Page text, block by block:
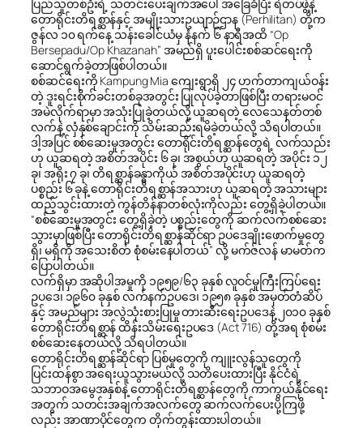
ပြည်သူတစ်ဦးရဲ့ သတင်းပေးချက်အပေါ် အခြေခံပြီး ရဲတပ်ဖွဲ့နဲ့
တောရိုင်းတိရစ္ဆာန်နှင့် အမျိုးသားဥယျာဉ်ဌာန (Perhilitan) တို့က
ဇွန်လ ၁၀ ရက်နေ့ သန်းခေါင်ယံမှ နံနက် ၆ နာရီအထိ “Op
Bersepadu/Op Khazanah” အမည်ရှိ ပူးပေါင်းစစ်ဆင်ရေးကို
ဆောင်ရွက်ခဲ့တာဖြစ်ပါတယ်။
စစ်ဆင်ရေးကို Kampung Mia ကျေးရွာရှိ ၂၄ ဟက်တာကျယ်ဝန်း
တဲ့ ဒူးရင်းစိုက်ခင်းတစ်ခုအတွင်း ပြုလုပ်ခဲ့တာဖြစ်ပြီး တရားမဝင်
အမဲလိုက်ရာမှာ အသုံးပြုခဲ့တယ်လို့ ယူဆရတဲ့ လေသေနတ်တစ်
လက်နဲ့ လှံနှစ်ချောင်းကို သိမ်းဆည်းရမိခဲ့တယ်လို့ သိရပါတယ်။
ဒါ့အပြင် စစ်ဆေးမှုအတွင်း တောရိုင်းတိရစ္ဆာန်တွေရဲ့ လက်သည်း
ဟု ယူဆရတဲ့ အစိတ်အပိုင်း ၆ ခု၊ အစွယ်ဟု ယူဆရတဲ့ အပိုင်း ၁၂
ခု၊ အရိုး ၇ ခု၊ တိရစ္ဆာန်ခန္ဓာကိုယ် အစိတ်အပိုင်းဟု ယူဆရတဲ့
ပစ္စည်း ၆ ခုနဲ့ တောရိုင်းတိရစ္ဆာန်အသားဟု ယူဆရတဲ့ အသားများ
ထည့်သွင်းထားတဲ့ ကွန်တိန်နာတစ်လုံးကိုလည်း တွေ့ရှိခဲ့ပါတယ်။
“စစ်ဆေးမှုအတွင်း တွေ့ရှိခဲ့တဲ့ ပစ္စည်းတွေကို ဆက်လက်စစ်ဆေး
သွားမှာဖြစ်ပြီး တောရိုင်းတိရစ္ဆာန်ဆိုင်ရာ ဥပဒေချိုးဖောက်မှုတွေ
ရှိ၊ မရှိကို အသေးစိတ် စုံစမ်းနေပါတယ်” လို့ မက်ဇ်လန် မာမတ်က
ပြောပါတယ်။
လက်ရှိမှာ အဆိုပါအမှုကို ၁၉၅၉/၆၃ ခုနှစ် လူဝင်မှုကြီးကြပ်ရေး
ဥပဒေ၊ ၁၉၆၀ ခုနှစ် လက်နက်ဥပဒေ၊ ၁၉၅၈ ခုနှစ် အမှတ်တံဆိပ်
နှင့် အမည်များ အလွဲသုံးစားပြုမှု တားဆီးရေးဥပဒေနဲ့ ၂၀၁၀ ခုနှစ်
တောရိုင်းတိရစ္ဆာန် ထိန်းသိမ်းရေးဥပဒေ (Act 716) တို့အရ စုံစမ်း
စစ်ဆေးနေတယ်လို့ သိရပါတယ်။
တောရိုင်းတိရစ္ဆာန်ဆိုင်ရာ ပြစ်မှုတွေကို ကျူးလွန်သူတွေကို
ပြင်းထန်စွာ အရေးယူသွားမယ်လို့ သတိပေးထားပြီး နိုင်ငံရဲ့
သဘာဝအမွေအနှစ်နဲ့ တောရိုင်းတိရစ္ဆာန်တွေကို ကာကွယ်နိုင်ရေး
အတွက် သတင်းအချက်အလက်တွေ ဆက်လက်ပေးပို့ကြဖို့
လည်း အာဏာပိုင်တွေက တိုက်တွန်းထားပါတယ်။